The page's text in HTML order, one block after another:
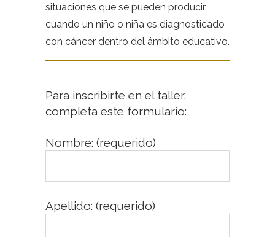
situaciones que se pueden producir
cuando un niño o niña es diagnosticado
con cáncer dentro del ámbito educativo.
Para inscribirte en el taller,
completa este formulario:
Nombre: (requerido)
Apellido: (requerido)